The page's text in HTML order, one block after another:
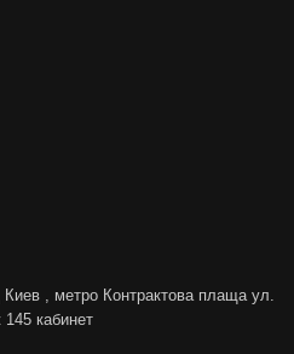
, метро Контрактова плаща ул.
кабинет